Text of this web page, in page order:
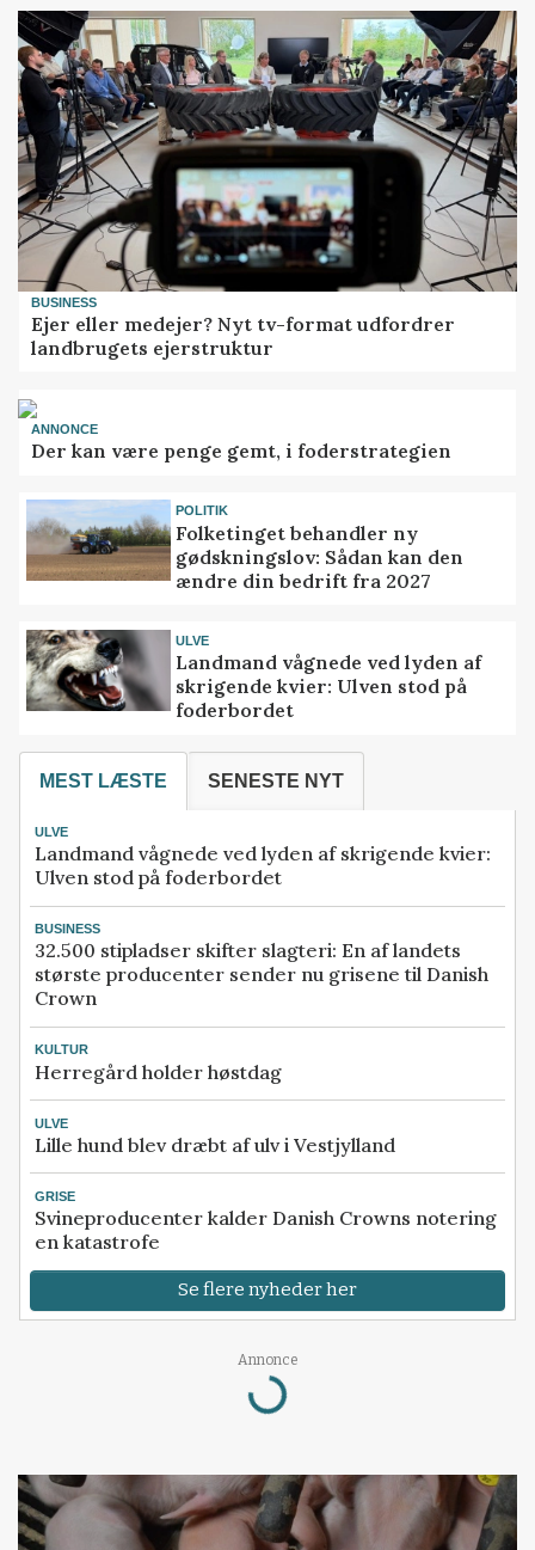
BUSINESS
Ejer eller medejer? Nyt tv-format udfordrer
landbrugets ejerstruktur
ANNONCE
Der kan være penge gemt, i foderstrategien
POLITIK
Folketinget behandler ny
gødskningslov: Sådan kan den
ændre din bedrift fra 2027
ULVE
Landmand vågnede ved lyden af
skrigende kvier: Ulven stod på
foderbordet
MEST LÆSTE SENESTE NYT
ULVE
Landmand vågnede ved lyden af skrigende kvier:
Ulven stod på foderbordet
BUSINESS
32.500 stipladser skifter slagteri: En af landets
største producenter sender nu grisene til Danish
Crown
KULTUR
Herregård holder høstdag
ULVE
Lille hund blev dræbt af ulv i Vestjylland
GRISE
Svineproducenter kalder Danish Crowns notering
en katastrofe
Se flere nyheder her
Annonce
Loading...